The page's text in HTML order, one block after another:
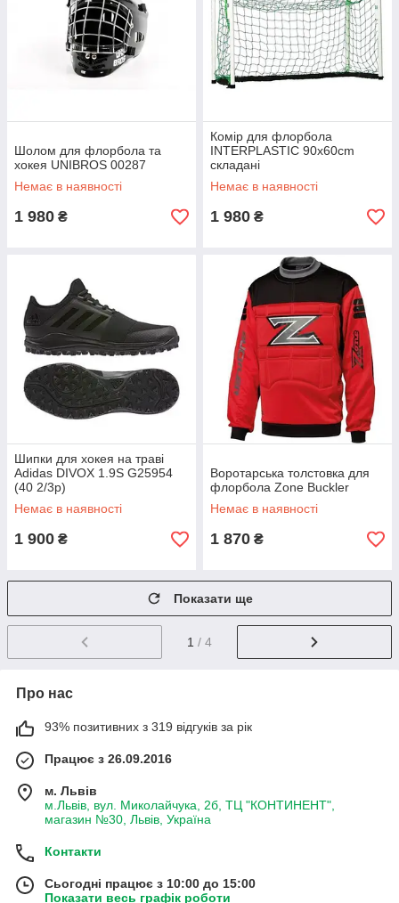
Шолом для флорбола та
хокея UNIBROS 00287
Немає в наявності
1 980 ₴
Комір для флорбола
INTERPLASTIC 90x60cm
складані
Немає в наявності
1 980 ₴
Шипки для хокея на траві
Adidas DIVOX 1.9S G25954
(40 2/3p)
Немає в наявності
1 900 ₴
Воротарська толстовка для
флорбола Zone Buckler
Немає в наявності
1 870 ₴
Показати ще
1 / 4
Про нас
93% позитивних з 319 відгуків за рік
Працює з 26.09.2016
м. Львів
м.Львів, вул. Миколайчука, 2б, ТЦ "КОНТИНЕНТ",
магазин №30, Львів, Україна
Контакти
Сьогодні працює з 10:00 до 15:00
Показати весь графік роботи